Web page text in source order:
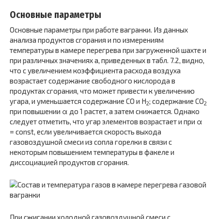
Основные параметры
Основные параметры при работе вагранки. Из данных
анализа продуктов сгорания и по измерениям
температуры в камере перегрева при загруженной шахте и
при различных значениях а, приведенных в табл. 7.2, видно,
что с увеличением коэффициента расхода воздуха
возрастает содержание свободного кислорода в
продуктах сгорания, что может привести к увеличению
угара, и уменьшается содержание CO и H2; содержание CO2
при повышении α до 1 растет, а затем снижается. Однако
следует отметить, что угар элементов возрастает и при α
= const, если увеличивается скорость выхода
газовоздушной смеси из сопла горелки в связи с
некоторым повышением температуры в факеле и
диссоциацией продуктов сгорания.
При сжигании холодной газовоздушной смеси с